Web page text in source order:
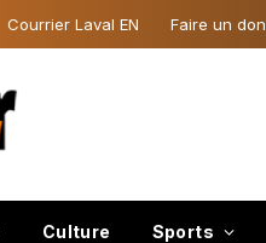
Courrier Laval EN Faire un don
Culture Sports